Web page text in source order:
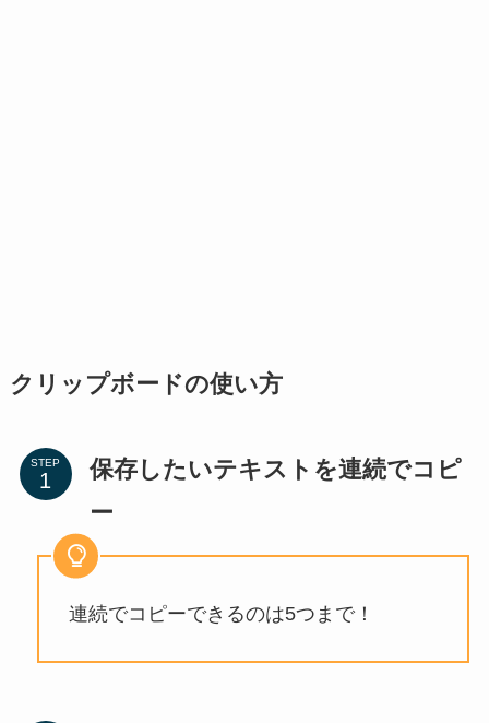
クリップボードの使い方
STEP
保存したいテキストを連続でコピ
ー
連続でコピーできるのは5つまで！